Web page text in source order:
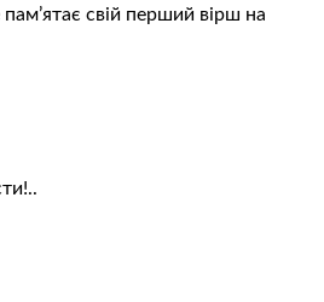
свій перший вірш на